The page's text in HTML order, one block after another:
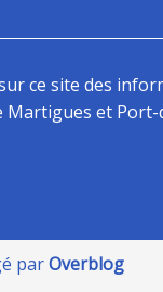
ce site des
Martigues et
parOverblog